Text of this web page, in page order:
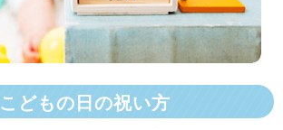
こどもの日の祝い方